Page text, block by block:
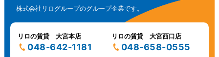
株式会社リログループのグループ企業です。
リロの賃貸 大宮本店
048-642-1181
リロの賃貸 大宮西口店
048-658-0555